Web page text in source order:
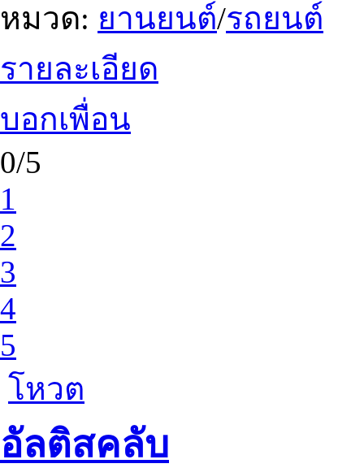
หมวด: ยานยนต์/รถยนต์
รายละเอียด
บอกเพื่อน
0/5
1
2
3
4
5
โหวต
อัลติสคลับ